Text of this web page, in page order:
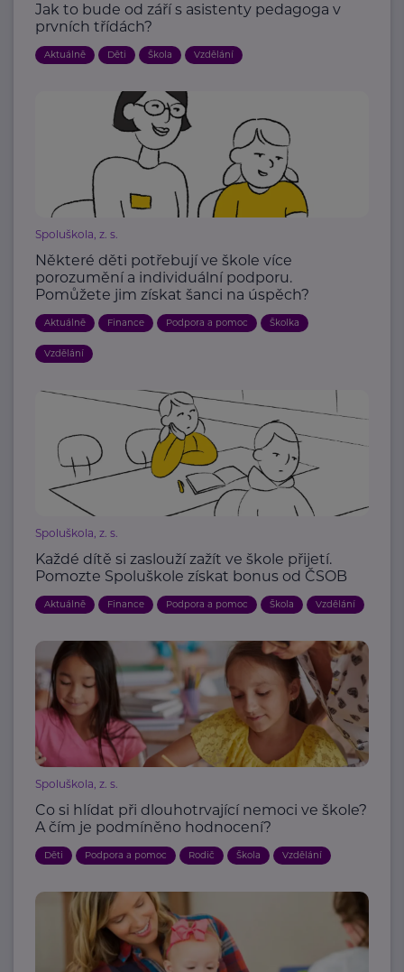
Jak to bude od září s asistenty pedagoga v
prvních třídách?
Aktuálně Děti Škola Vzdělání
Spoluškola, z. s.
Některé děti potřebují ve škole více
porozumění a individuální podporu.
Pomůžete jim získat šanci na úspěch?
Aktuálně Finance Podpora a pomoc Školka
Vzdělání
Spoluškola, z. s.
Každé dítě si zaslouží zažít ve škole přijetí.
Pomozte Spoluškole získat bonus od ČSOB
Aktuálně Finance Podpora a pomoc Škola Vzdělání
Spoluškola, z. s.
Co si hlídat při dlouhotrvající nemoci ve škole?
A čím je podmíněno hodnocení?
Děti Podpora a pomoc Rodič Škola Vzdělání